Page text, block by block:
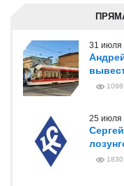
31 июля
1098
25 июля
1830